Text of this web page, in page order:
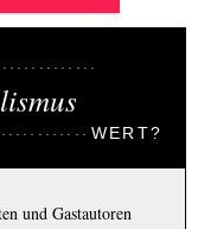
WERT?
und Gastautoren